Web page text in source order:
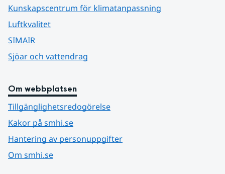
Kunskapscentrum för klimatanpassning
Luftkvalitet
SIMAIR
Sjöar och vattendrag
Om webbplatsen
Tillgänglighetsredogörelse
Kakor på smhi.se
Hantering av personuppgifter
Om smhi.se